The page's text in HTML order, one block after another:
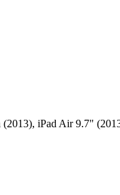
iPad Air 9.7"